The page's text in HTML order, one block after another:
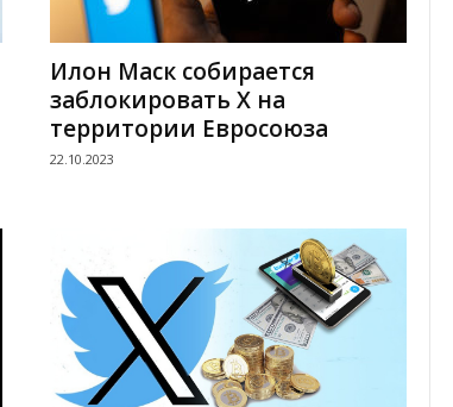
Илон Маск собирается
заблокировать Х на
территории Евросоюза
22.10.2023